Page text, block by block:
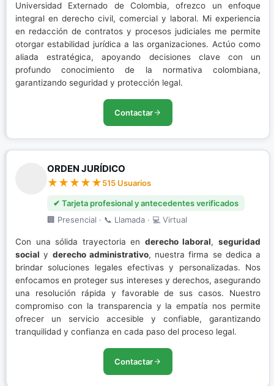
Universidad Externado de Colombia, ofrezco un enfoque
integral en derecho civil, comercial y laboral. Mi experiencia
en redacción de contratos y procesos judiciales me permite
otorgar estabilidad jurídica a las organizaciones. Actúo como
aliada estratégica, apoyando decisiones clave con un
profundo conocimiento de la normativa colombiana,
garantizando seguridad y protección legal.
Contactar
ORDEN JURÍDICO
515 Usuarios
✔ Tarjeta profesional y antecedentes verificados
🏢 Presencial · 📞 Llamada · 💻 Virtual
Con una sólida trayectoria en derecho laboral,seguridad
social y derecho administrativo, nuestra firma se dedica a
brindar soluciones legales efectivas y personalizadas. Nos
enfocamos en proteger sus intereses y derechos, asegurando
una resolución rápida y favorable de sus casos. Nuestro
compromiso con la transparencia y la empatía nos permite
ofrecer un servicio accesible y confiable, garantizando
tranquilidad y confianza en cada paso del proceso legal.
Contactar